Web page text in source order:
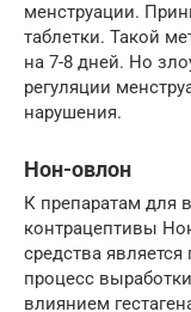
менструации.
таблетки. Такой
на 7-8 дней. Но
регуляции
нарушения.
Нон-овлон
К препаратам для
контрацептивы
средства
процесс
влиянием